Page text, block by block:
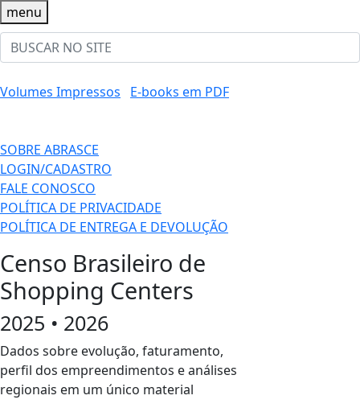
menu
Volumes Impressos E-books em PDF
SOBRE ABRASCE
LOGIN/CADASTRO
FALE CONOSCO
POLÍTICA DE PRIVACIDADE
POLÍTICA DE ENTREGA E DEVOLUÇÃO
Censo Brasileiro de
Shopping Centers
2025 • 2026
Dados sobre evolução, faturamento,
perfil dos empreendimentos e análises
regionais em um único material